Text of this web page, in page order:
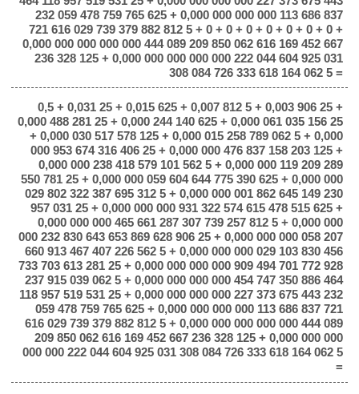
232 059 478 759 765 625 + 0,000 000 000 000 113 686 837
721 616 029 739 379 882 812 5 + 0 + 0 + 0 + 0 + 0 + 0 + 0 +
0,000 000 000 000 000 444 089 209 850 062 616 169 452 667
236 328 125 + 0,000 000 000 000 000 222 044 604 925 031
308 084 726 333 618 164 062 5 =
0,5 + 0,031 25 + 0,015 625 + 0,007 812 5 + 0,003 906 25 +
0,000 488 281 25 + 0,000 244 140 625 + 0,000 061 035 156 25
+ 0,000 030 517 578 125 + 0,000 015 258 789 062 5 + 0,000
000 953 674 316 406 25 + 0,000 000 476 837 158 203 125 +
0,000 000 238 418 579 101 562 5 + 0,000 000 119 209 289
550 781 25 + 0,000 000 059 604 644 775 390 625 + 0,000 000
029 802 322 387 695 312 5 + 0,000 000 001 862 645 149 230
957 031 25 + 0,000 000 000 931 322 574 615 478 515 625 +
0,000 000 000 465 661 287 307 739 257 812 5 + 0,000 000
000 232 830 643 653 869 628 906 25 + 0,000 000 000 058 207
660 913 467 407 226 562 5 + 0,000 000 000 029 103 830 456
733 703 613 281 25 + 0,000 000 000 000 909 494 701 772 928
237 915 039 062 5 + 0,000 000 000 000 454 747 350 886 464
118 957 519 531 25 + 0,000 000 000 000 227 373 675 443 232
059 478 759 765 625 + 0,000 000 000 000 113 686 837 721
616 029 739 379 882 812 5 + 0,000 000 000 000 000 444 089
209 850 062 616 169 452 667 236 328 125 + 0,000 000 000
000 000 222 044 604 925 031 308 084 726 333 618 164 062 5
=